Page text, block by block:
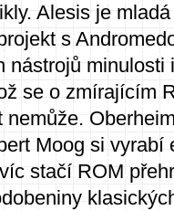
Alesis je
s
nástrojů minulosti
se o zmírajícím
Moog si vyrabí
stačí ROM